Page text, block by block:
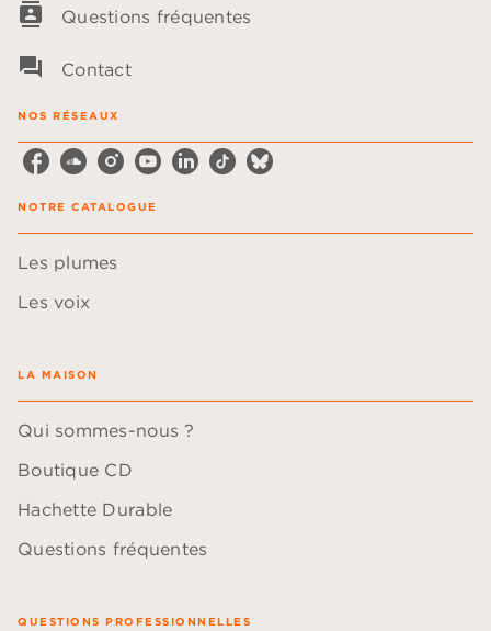
contacts Questions fréquentes
question_answer Contact
NOS RÉSEAUX
NOTRE CATALOGUE
Les plumes
Les voix
LA MAISON
Qui sommes-nous ?
Boutique CD
Hachette Durable
Questions fréquentes
QUESTIONS PROFESSIONNELLES